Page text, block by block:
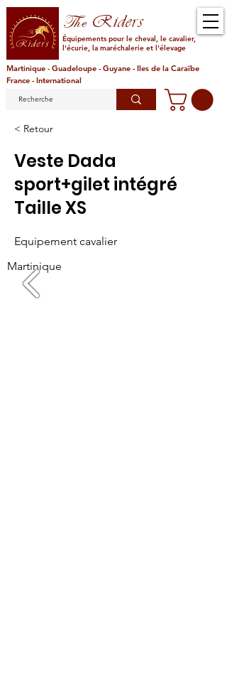
TheRiders
Équipements pour le cheval, le cavalier,
l'écurie, la maréchalerie et l'élevage
Martinique - Guadeloupe - Guyane - Iles de la Caraïbe
France - International
< Retour
Veste Dada
sport+gilet intégré
Taille XS
Equipement cavalier
Martinique